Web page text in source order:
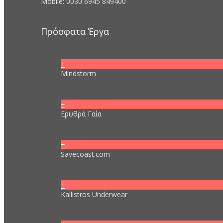
Πρόσφατα Έργα
+
Mindstorm
+
Ερυθρά Γαία
+
Savecoast.com
+
Kallistros Underwear